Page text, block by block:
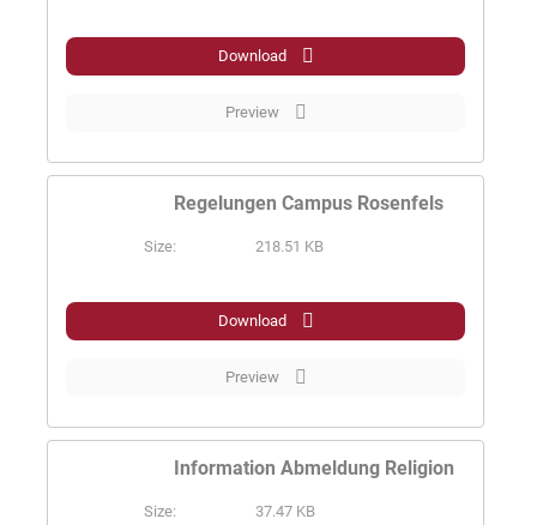
Download
Preview
Regelungen Campus Rosenfels
Size: 218.51 KB
Download
Preview
Information Abmeldung Religion
Size: 37.47 KB